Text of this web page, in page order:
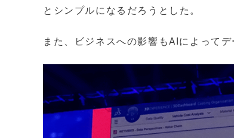
とシンプルになるだろうとした。
また、ビジネスへの影響もAIによって